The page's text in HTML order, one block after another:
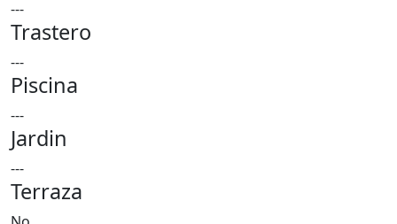
---
Trastero
---
Piscina
---
Jardin
---
Terraza